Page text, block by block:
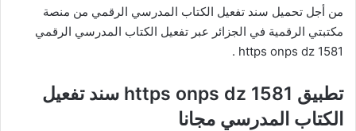
من أجل تحميل سند تفعيل الكتاب المدرسي الرقمي من منصة
مكتبتي الرقمية في الجزائر عبر تفعيل الكتاب المدرسي الرقمي
https onps dz 1581
.
تطبيق https onps dz 1581 سند تفعيل
الكتاب المدرسي مجانا